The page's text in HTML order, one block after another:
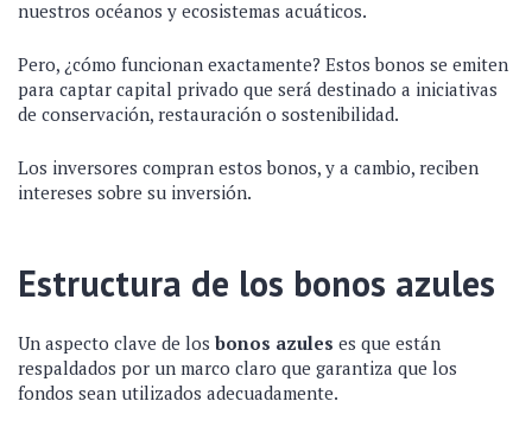
nuestros océanos y ecosistemas acuáticos.
Pero, ¿cómo funcionan exactamente? Estos bonos se emiten
para captar capital privado que será destinado a iniciativas
de conservación, restauración o sostenibilidad.
Los inversores compran estos bonos, y a cambio, reciben
intereses sobre su inversión.
Estructura de los bonos azules
Un aspecto clave de los bonos azules es que están
respaldados por un marco claro que garantiza que los
fondos sean utilizados adecuadamente.